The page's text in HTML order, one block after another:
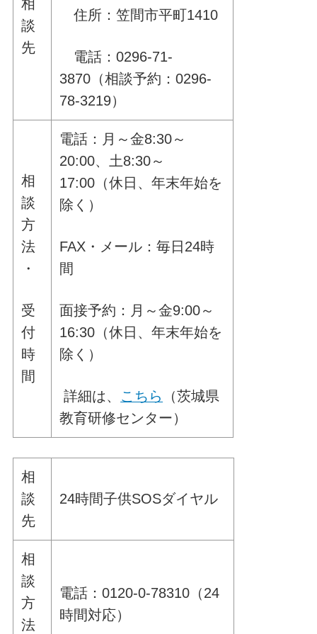
相
談
先
住所：笠間市平町1410
電話：0296-71-
3870（相談予約：0296-
78-3219）
相
談
方
法
・
受
付
時
間
電話：月～金8:30～
20:00、土8:30～
17:00（休日、年末年始を
除く）
FAX・メール：毎日24時
間
面接予約：月～金9:00～
16:30（休日、年末年始を
除く）
詳細は、 こちら
（茨城県
教育研修センター）
相
談
先
24時間子供SOSダイヤル
相
談
方
法
電話：0120-0-78310（24
時間対応）